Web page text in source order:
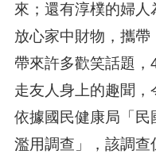
來；還有淳樸的婦
放心家中財物，攜
帶來許多歡笑話題
走友人身上的趣聞，
依據國民健康局「
濫用調查」，該調